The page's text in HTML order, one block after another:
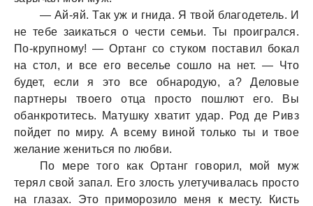
— Ай-яй. Так уж и гнида. Я твой благодетель. И
не тебе заикаться о чести семьи. Ты проигрался.
По-крупному! — Ортанг со стуком поставил бокал
на стол, и все его веселье сошло на нет. — Что
будет, если я это все обнародую, а? Деловые
партнеры твоего отца просто пошлют его. Вы
обанкротитесь. Матушку хватит удар. Род де Ривз
пойдет по миру. А всему виной только ты и твое
желание жениться по любви.
По мере того как Ортанг говорил, мой муж
терял свой запал. Его злость улетучивалась просто
на глазах. Это приморозило меня к месту. Кисть